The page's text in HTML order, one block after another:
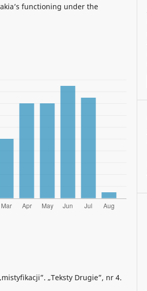
functioning under the
„Teksty Drugie”, nr 4.